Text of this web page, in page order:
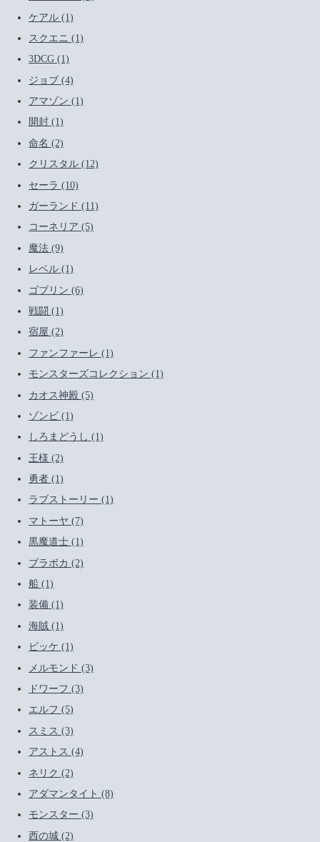
ケアル (1)
スクエニ (1)
3DCG (1)
ジョブ (4)
アマゾン (1)
開封 (1)
命名 (2)
クリスタル (12)
セーラ (10)
ガーランド (11)
コーネリア (5)
魔法 (9)
レベル (1)
ゴブリン (6)
戦闘 (1)
宿屋 (2)
ファンファーレ (1)
モンスターズコレクション (1)
カオス神殿 (5)
ゾンビ (1)
しろまどうし (1)
王様 (2)
勇者 (1)
ラブストーリー (1)
マトーヤ (7)
黒魔道士 (1)
プラボカ (2)
船 (1)
装備 (1)
海賊 (1)
ビッケ (1)
メルモンド (3)
ドワーフ (3)
エルフ (5)
スミス (3)
アストス (4)
ネリク (2)
アダマンタイト (8)
モンスター (3)
西の城 (2)